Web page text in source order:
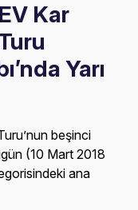
Kar
Yarı
beşinci
(10 Mart 2018
ana